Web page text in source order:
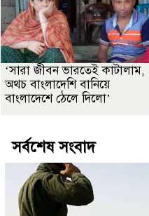
‘সারা জীবন ভারতেই কাটালাম,
অথচ বাংলাদেশি বানিয়ে
বাংলাদেশে ঠেলে দিলো’
সর্বশেষ সংবাদ